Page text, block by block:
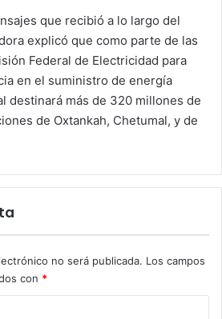
que recibió a lo largo del
explicó que como parte de las
Federal de Electricidad para
en el suministro de energía
destinará más de 320 millones de
de Oxtankah, Chetumal, y de
no será publicada. Los campos
con *